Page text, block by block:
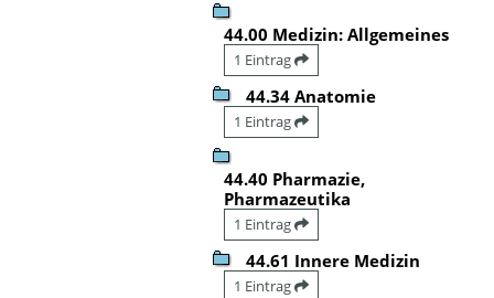
44.00 Medizin: Allgemeines
1 Eintrag
44.34 Anatomie
1 Eintrag
44.40 Pharmazie,
Pharmazeutika
1 Eintrag
44.61 Innere Medizin
1 Eintrag